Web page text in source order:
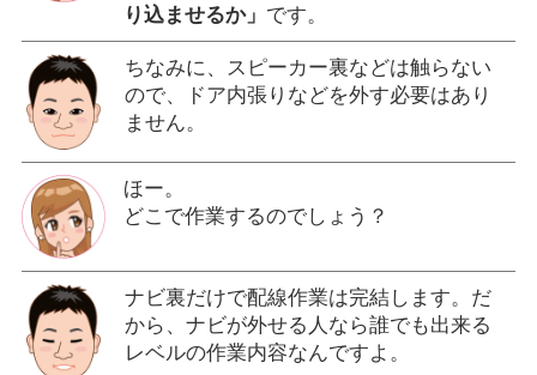
り込ませるか」 です。
ちなみに、スピーカー裏などは触らない
ので、ドア内張りなどを外す必要はあり
ません。
ほー。
どこで作業するのでしょう？
ナビ裏だけで配線作業は完結します。だ
から、ナビが外せる人なら誰でも出来る
レベルの作業内容なんですよ。